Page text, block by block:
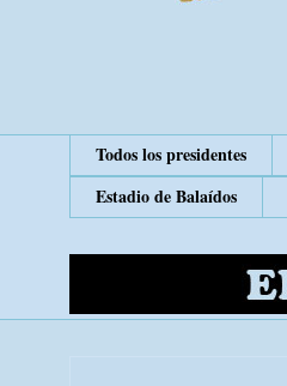
Todos los presidentes
Estadio de Balaídos